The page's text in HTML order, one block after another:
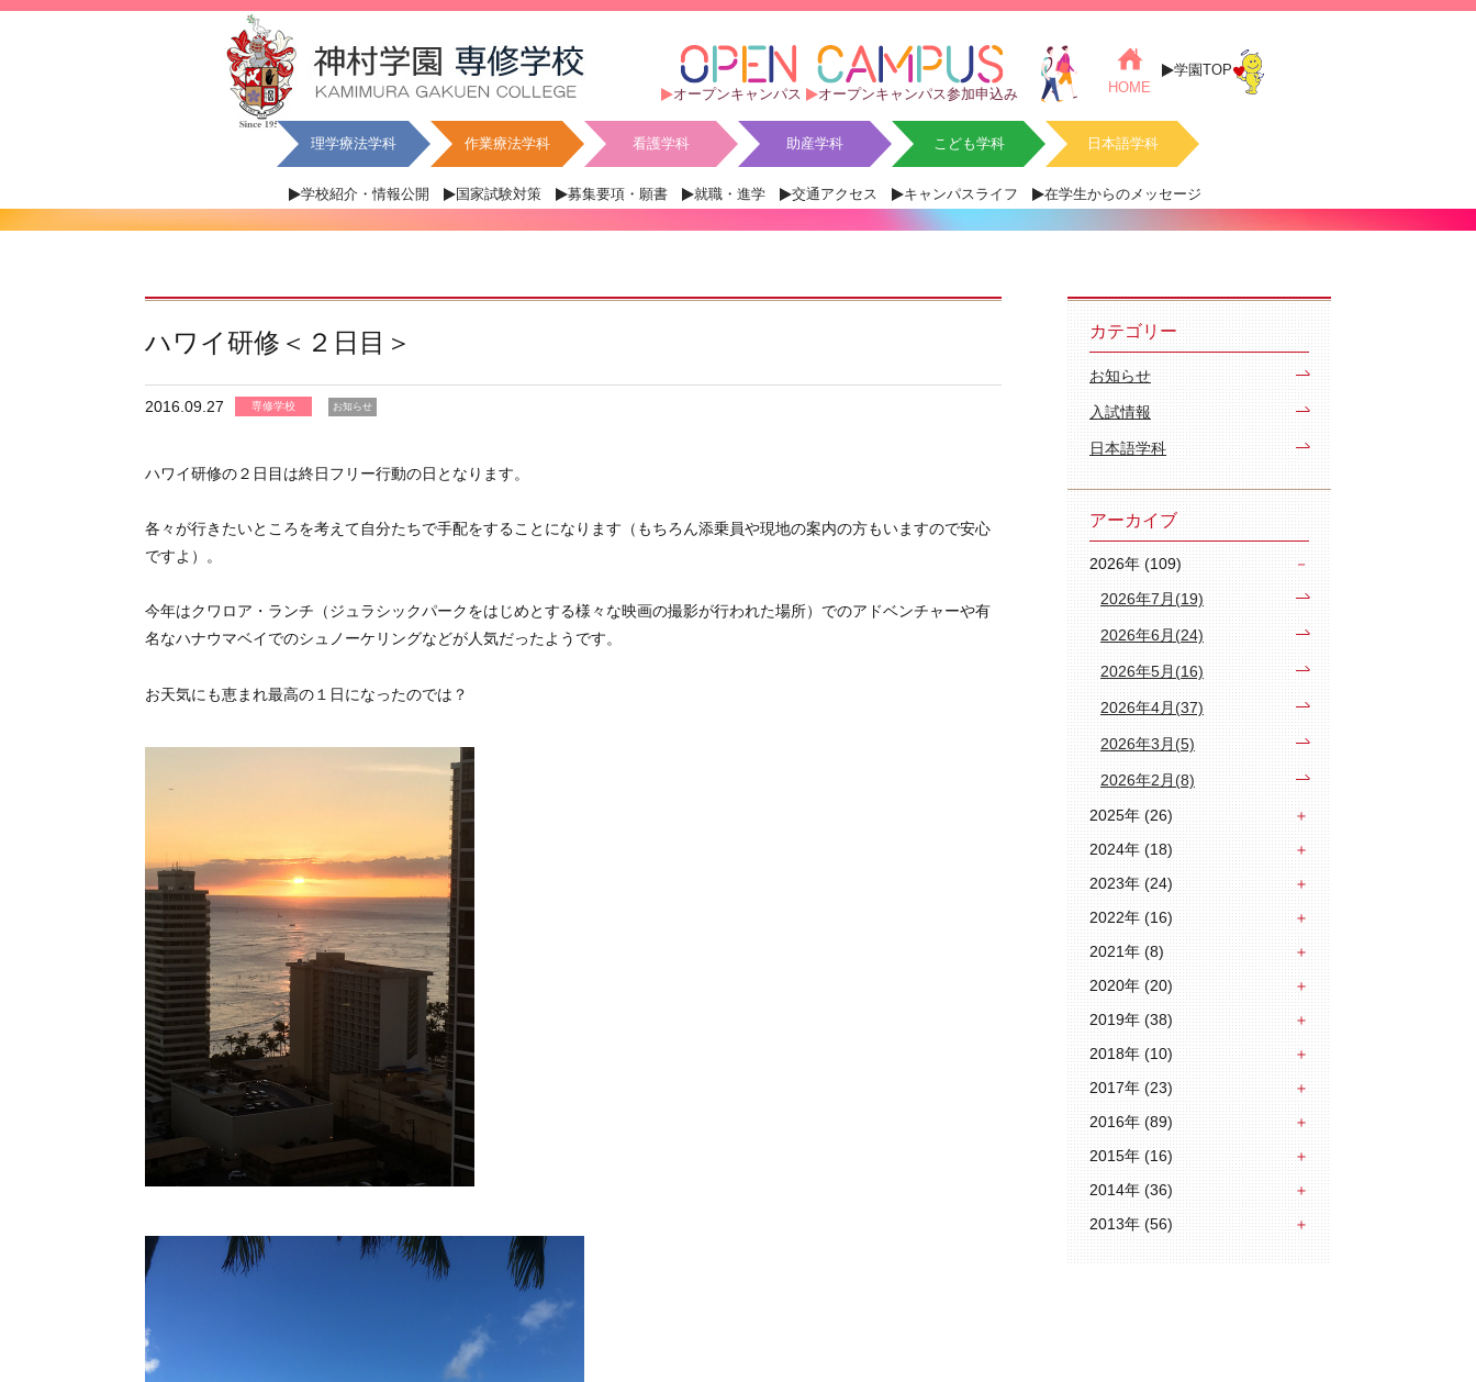
HOME
学園TOP
理学療法学科 作業療法学科 看護学科 助産学科 こども学科 日本語学科
学校紹介・情報公開 国家試験対策 募集要項・願書 就職・進学 交通アクセス キャンパスライフ 在学生からのメッセージ
オープンキャンパス オープンキャンパス参加申込み
ハワイ研修＜２日目＞
2016.09.27 専修学校 お知らせ
ハワイ研修の２日目は終日フリー行動の日となります。
各々が行きたいところを考えて自分たちで手配をすることになります（もちろん添乗員や現地の案内の方もいますので安心
ですよ）。
今年はクワロア・ランチ（ジュラシックパークをはじめとする様々な映画の撮影が行われた場所）でのアドベンチャーや有
名なハナウマベイでのシュノーケリングなどが人気だったようです。
お天気にも恵まれ最高の１日になったのでは？
カテゴリー
お知らせ
入試情報
日本語学科
アーカイブ
2026年 (109)
2026年7月(19)
2026年6月(24)
2026年5月(16)
2026年4月(37)
2026年3月(5)
2026年2月(8)
2025年 (26)
2024年 (18)
2023年 (24)
2022年 (16)
2021年 (8)
2020年 (20)
2019年 (38)
2018年 (10)
2017年 (23)
2016年 (89)
2015年 (16)
2014年 (36)
2013年 (56)